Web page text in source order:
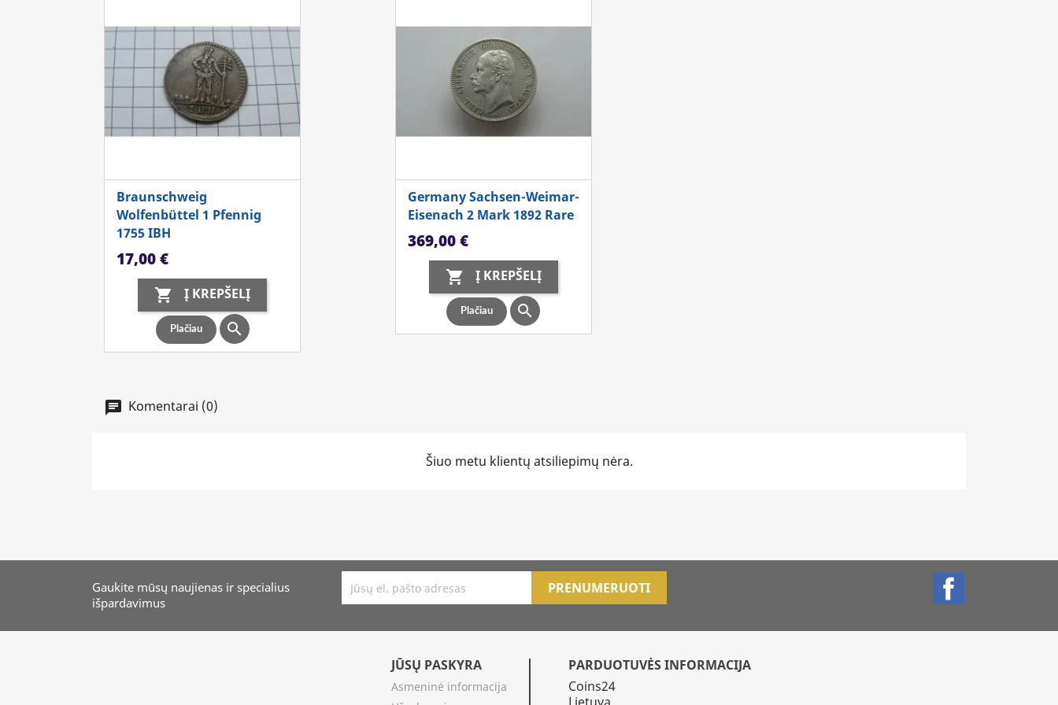
Braunschweig
Wolfenbüttel 1 Pfennig
1755 IBH
Kaina
17,00 €
 Į KREPŠELĮ
Plačiau 
Germany Sachsen-Weimar-
Eisenach 2 Mark 1892 Rare
Kaina
369,00 €
 Į KREPŠELĮ
Plačiau 
Komentarai (0)
Šiuo metu klientų atsiliepimų nėra.
Gaukite mūsų naujienas ir specialius
išpardavimus
JŪSŲ PASKYRA
Asmeninė informacija
PARDUOTUVĖS INFORMACIJA
Coins24